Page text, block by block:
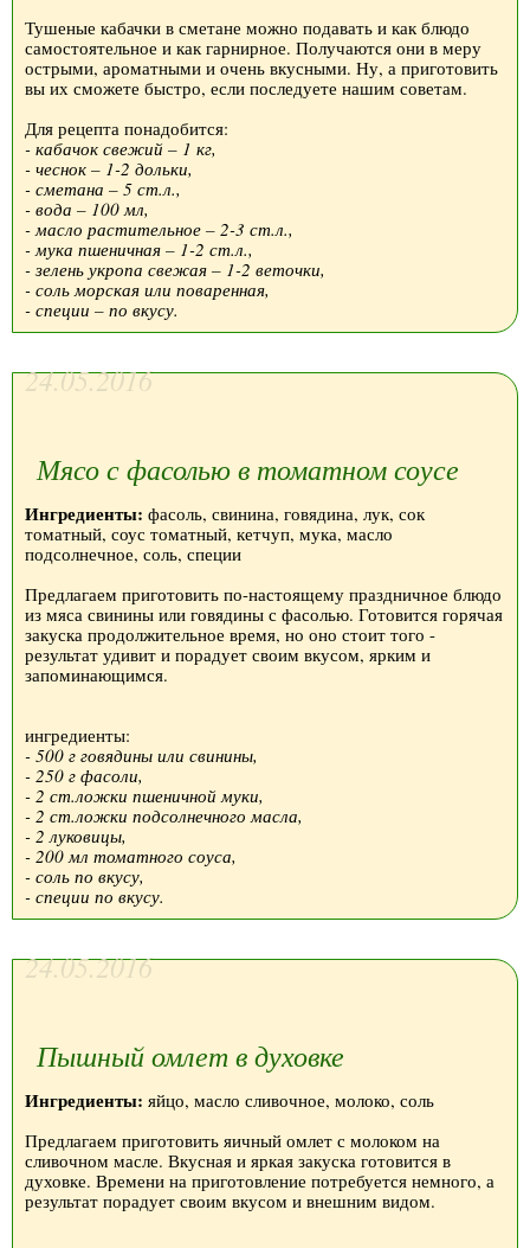
Тушеные кабачки в сметане можно подавать и как блюдо
самостоятельное и как гарнирное. Получаются они в меру
острыми, ароматными и очень вкусными. Ну, а приготовить
вы их сможете быстро, если последуете нашим советам.
Для рецепта понадобится:
- кабачок свежий – 1 кг,
- чеснок – 1-2 дольки,
- сметана – 5 ст.л.,
- вода – 100 мл,
- масло растительное – 2-3 ст.л.,
- мука пшеничная – 1-2 ст.л.,
- зелень укропа свежая – 1-2 веточки,
- соль морская или поваренная,
- специи – по вкусу.
24.05.2016
Мясо с фасолью в томатном соусе
Ингредиенты: фасоль, свинина, говядина, лук, сок
томатный, соус томатный, кетчуп, мука, масло
подсолнечное, соль, специи
Предлагаем приготовить по-настоящему праздничное блюдо
из мяса свинины или говядины с фасолью. Готовится горячая
закуска продолжительное время, но оно стоит того -
результат удивит и порадует своим вкусом, ярким и
запоминающимся.
ингредиенты:
- 500 г говядины или свинины,
- 250 г фасоли,
- 2 ст.ложки пшеничной муки,
- 2 ст.ложки подсолнечного масла,
- 2 луковицы,
- 200 мл томатного соуса,
- соль по вкусу,
- специи по вкусу.
24.05.2016
Пышный омлет в духовке
Ингредиенты: яйцо, масло сливочное, молоко, соль
Предлагаем приготовить яичный омлет с молоком на
сливочном масле. Вкусная и яркая закуска готовится в
духовке. Времени на приготовление потребуется немного, а
результат порадует своим вкусом и внешним видом.